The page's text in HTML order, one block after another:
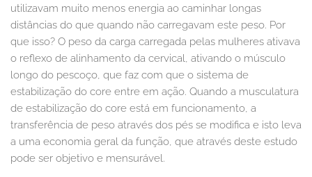
utilizavam muito menos energia ao caminhar longas
distâncias do que quando não carregavam este peso. Por
que isso? O peso da carga carregada pelas mulheres ativava
o reflexo de alinhamento da cervical, ativando o músculo
longo do pescoço, que faz com que o sistema de
estabilização do core entre em ação. Quando a musculatura
de estabilização do core está em funcionamento, a
transferência de peso através dos pés se modifica e isto leva
a uma economia geral da função, que através deste estudo
pode ser objetivo e mensurável.